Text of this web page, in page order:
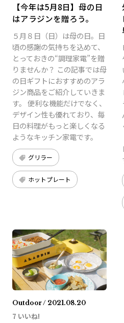
【今年は5月8日】母の日
はアラジンを贈ろう。
５月８日（日）は母の日。日
頃の感謝の気持ちを込めて、
とっておきの“調理家電”を贈
りませんか？ この記事では母
の日ギフトにおすすめのアラ
ジン商品をご紹介していきま
す。 便利な機能だけでなく、
デザイン性も優れており、毎
日の料理がもっと楽しくなる
ようなキッチン家電です。
グリラー
ホットプレート
Outdoor / 2021.08.20
7 いいね!